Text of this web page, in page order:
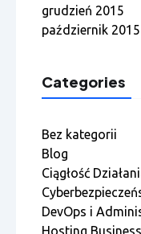
grudzień 2015
październik 2015
Categories
Bez kategorii
Blog
Ciągłość
DevOps i